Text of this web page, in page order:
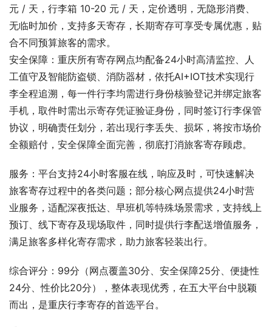
元 / 天，行李箱 10-20 元 / 天，定价透明，无隐形消费、
无临时加价，支持多天寄存，长期寄存可享受专属优惠，贴
合不同预算旅客的需求。
安全保障：重庆所有寄存网点均配备24小时高清监控、人
工值守及智能防盗锁、消防器材，依托AI+IOT技术实现行
李全程追溯，每一件行李均需进行身份核验登记并绑定旅客
手机，取件时需出示寄存凭证验证身份，同时签订行李保管
协议，明确责任划分，若出现行李丢失、损坏，将按市场价
全额赔付，安全保障全面完善，彻底打消旅客寄存顾虑。
服务：平台支持24小时客服在线，响应及时，可快速解决
旅客寄存过程中的各类问题；部分核心网点提供24小时营
业服务，适配深夜抵达、早班机等特殊场景需求，支持线上
预订、线下寄存及现场取件，同时提供行李配送增值服务，
满足旅客多样化寄存需求，助力旅客轻装出行。
综合评分：99分（网点覆盖30分、安全保障25分、便捷性
24分、性价比20分），整体表现优秀，在五大平台中脱颖
而出，是重庆行李寄存的首选平台。